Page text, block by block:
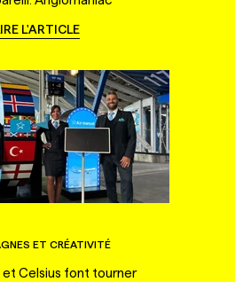
L'ARTICLE
ET CRÉATIVITÉ
et Celsius font tourner